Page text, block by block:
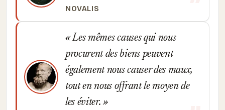
NOVALIS
Les mêmes causes qui nous
procurent des biens peuvent
également nous causer des maux,
tout en nous offrant le moyen de
les éviter.